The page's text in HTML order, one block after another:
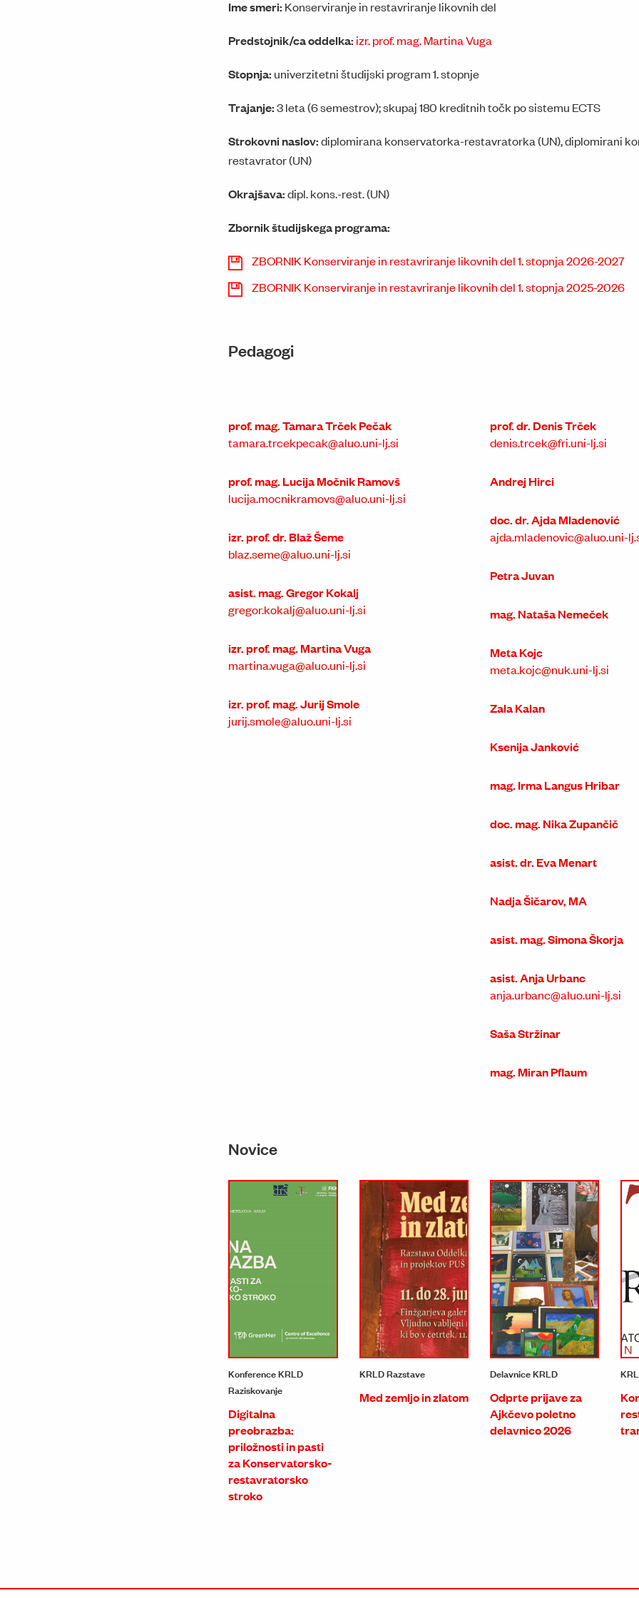
Ime smeri: Konserviranje in restavriranje likovnih del
Predstojnik/ca oddelka: izr. prof. mag. Martina Vuga
Stopnja: univerzitetni študijski program 1. stopnje
Trajanje:3 leta (6 semestrov); skupaj 180 kreditnih točk po sistemu ECTS
Strokovni naslov:diplomirana konservatorka-restavratorka (UN), diplomirani
restavrator (UN)
Okrajšava:dipl. kons.-rest. (UN)
Zbornik študijskega programa:
ZBORNIK Konserviranje in restavriranje likovnih del 1. stopnja 2026-2027
ZBORNIK Konserviranje in restavriranje likovnih del 1. stopnja 2025-2026
Pedagogi
prof. mag. Tamara Trček Pečak
tamara.trcekpecak@aluo.uni-lj.si
prof. mag. Lucija Močnik Ramovš
lucija.mocnikramovs@aluo.uni-lj.si
izr. prof. dr. Blaž Šeme
blaz.seme@aluo.uni-lj.si
asist. mag. Gregor Kokalj
gregor.kokalj@aluo.uni-lj.si
izr. prof. mag. Martina Vuga
martina.vuga@aluo.uni-lj.si
izr. prof. mag. Jurij Smole
jurij.smole@aluo.uni-lj.si
prof. dr. Denis Trček
denis.trcek@fri.uni-lj.si
Andrej Hirci
doc. dr. Ajda Mladenović
ajda.mladenovic@aluo.uni-
Petra Juvan
mag. Nataša Nemeček
Meta Kojc
meta.kojc@nuk.uni-lj.si
Zala Kalan
Ksenija Janković
mag. Irma Langus Hribar
doc. mag. Nika Zupančič
asist. dr. Eva Menart
Nadja Šičarov, MA
asist. mag. Simona Škorja
asist. Anja Urbanc
anja.urbanc@aluo.uni-lj.si
Saša Stržinar
mag. Miran Pflaum
Novice
Konference KRLD
Raziskovanje
Digitalna
preobrazba:
priložnosti in pasti
za Konservatorsko-
restavratorsko
stroko
KRLD Razstave
Med zemljo in zlatom
Delavnice KRLD
Odprte prijave za
Ajkčevo poletno
delavnico 2026